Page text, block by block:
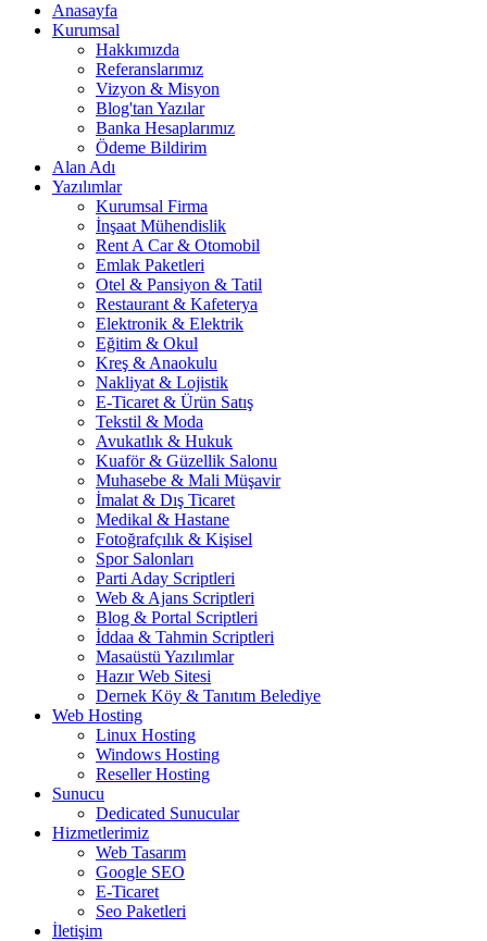
Anasayfa
Kurumsal
Hakkımızda
Referanslarımız
Vizyon & Misyon
Blog'tan Yazılar
Banka Hesaplarımız
Ödeme Bildirim
Alan Adı
Yazılımlar
Kurumsal Firma
İnşaat Mühendislik
Rent A Car & Otomobil
Emlak Paketleri
Otel & Pansiyon & Tatil
Restaurant & Kafeterya
Elektronik & Elektrik
Eğitim & Okul
Kreş & Anaokulu
Nakliyat & Lojistik
E-Ticaret & Ürün Satış
Tekstil & Moda
Avukatlık & Hukuk
Kuaför & Güzellik Salonu
Muhasebe & Mali Müşavir
İmalat & Dış Ticaret
Medikal & Hastane
Fotoğrafçılık & Kişisel
Spor Salonları
Parti Aday Scriptleri
Web & Ajans Scriptleri
Blog & Portal Scriptleri
İddaa & Tahmin Scriptleri
Masaüstü Yazılımlar
Hazır Web Sitesi
Dernek Köy & Tanıtım Belediye
Web Hosting
Linux Hosting
Windows Hosting
Reseller Hosting
Sunucu
Dedicated Sunucular
Hizmetlerimiz
Web Tasarım
Google SEO
E-Ticaret
Seo Paketleri
İletişim